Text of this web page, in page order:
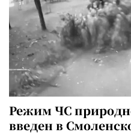
Режим ЧС
введен в